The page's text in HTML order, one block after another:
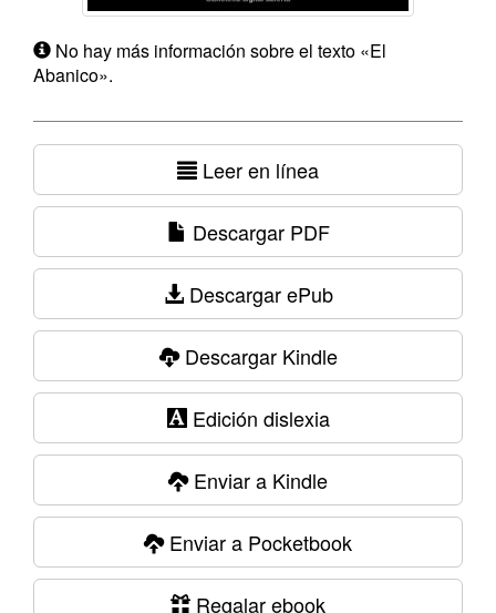
No hay más información sobre el texto «El
Abanico».
Leer en línea
Descargar PDF
Descargar ePub
Descargar Kindle
Edición dislexia
Enviar a Kindle
Enviar a Pocketbook
Regalar ebook